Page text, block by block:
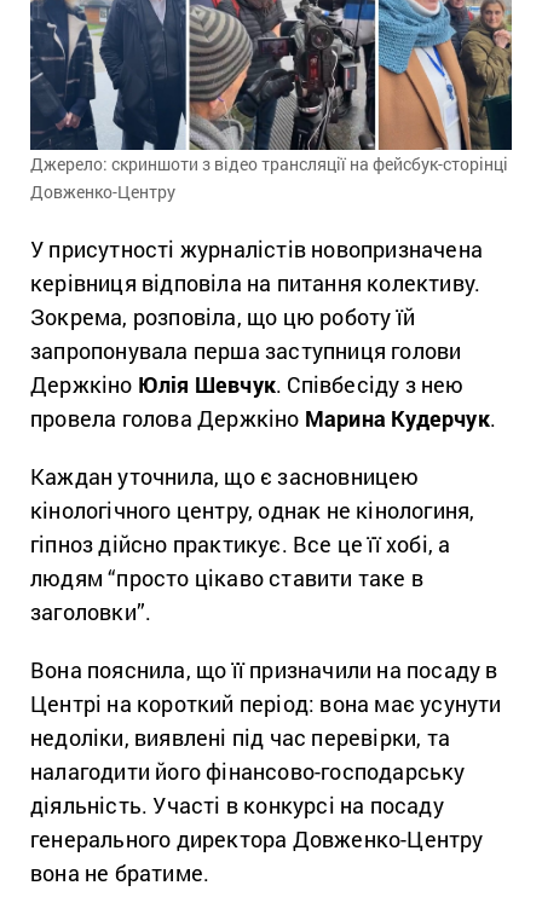
Джерело: скриншоти з відео трансляції на фейсбук-сторінці
Довженко-Центру
У присутності журналістів новопризначена
керівниця відповіла на питання колективу.
Зокрема, розповіла, що цю роботу їй
запропонувала перша заступниця голови
Держкіно Юлія Шевчук. Співбесіду з нею
провела голова Держкіно Марина Кудерчук.
Каждан уточнила, що є засновницею
кінологічного центру, однак не кінологиня,
гіпноз дійсно практикує. Все це її хобі, а
людям “просто цікаво ставити таке в
заголовки”.
Вона пояснила, що її призначили на посаду в
Центрі на короткий період: вона має усунути
недоліки, виявлені під час перевірки, та
налагодити його фінансово-господарську
діяльність. Участі в конкурсі на посаду
генерального директора Довженко-Центру
вона не братиме.